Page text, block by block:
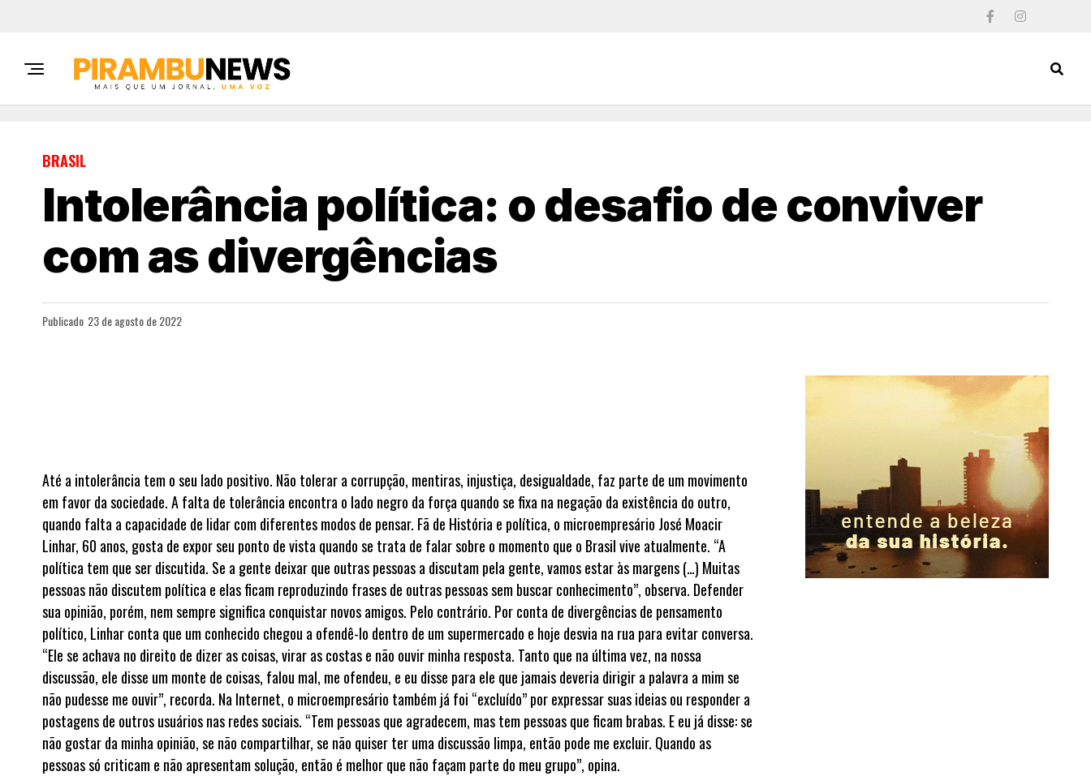
BRASIL
Intolerância política: o desafio de conviver
com as divergências
Publicado 23 de agosto de 2022
Até a intolerância tem o seu lado positivo. Não tolerar a corrupção, mentiras, injustiça, desigualdade, faz parte de um movimento
em favor da sociedade. A falta de tolerância encontra o lado negro da força quando se fixa na negação da existência do outro,
quando falta a capacidade de lidar com diferentes modos de pensar. Fã de História e política, o microempresário José Moacir
Linhar, 60 anos, gosta de expor seu ponto de vista quando se trata de falar sobre o momento que o Brasil vive atualmente. “A
política tem que ser discutida. Se a gente deixar que outras pessoas a discutam pela gente, vamos estar às margens (…) Muitas
pessoas não discutem política e elas ficam reproduzindo frases de outras pessoas sem buscar conhecimento”, observa. Defender
sua opinião, porém, nem sempre significa conquistar novos amigos. Pelo contrário. Por conta de divergências de pensamento
político, Linhar conta que um conhecido chegou a ofendê-lo dentro de um supermercado e hoje desvia na rua para evitar conversa.
“Ele se achava no direito de dizer as coisas, virar as costas e não ouvir minha resposta. Tanto que na última vez, na nossa
discussão, ele disse um monte de coisas, falou mal, me ofendeu, e eu disse para ele que jamais deveria dirigir a palavra a mim se
não pudesse me ouvir”, recorda. Na Internet, o microempresário também já foi “excluído” por expressar suas ideias ou responder a
postagens de outros usuários nas redes sociais. “Tem pessoas que agradecem, mas tem pessoas que ficam brabas. E eu já disse: se
não gostar da minha opinião, se não compartilhar, se não quiser ter uma discussão limpa, então pode me excluir. Quando as
pessoas só criticam e não apresentam solução, então é melhor que não façam parte do meu grupo”, opina.